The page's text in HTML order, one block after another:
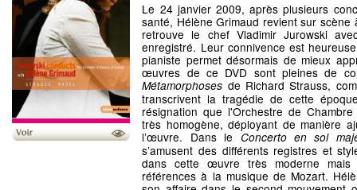
Le 24 janvier 2009, après plusieurs
santé, Hélène Grimaud revient sur
retrouve le chef Vladimir Jurowski
enregistré. Leur connivence est
pianiste permet désormais de mieux
œuvres de ce DVD sont pleines de
Métamorphoses de Richard Strauss,
transcrivent la tragédie de cette
résignation que l'Orchestre de
très homogène, déployant de manière
l’œuvre. Dans le Concerto en sol
s’amusent des différents registres et
dans cette œuvre très moderne
références à la musique de Mozart.